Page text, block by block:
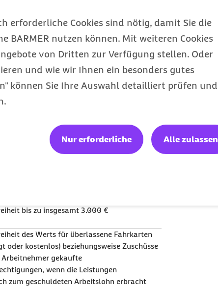
erforderliche Cookies sind nötig, damit Sie die
BARMER nutzen können. Mit weiteren Cookies
von Dritten zur Verfügung stellen. Oder
und wie wir Ihnen ein besonders gutes
können Sie Ihre Auswahl detailliert prüfen und
Nur erforderliche Alle zulassen
(R 19.3 Absatz 1LStR)
betrieblichen Interesse des
durchgeführt wird (R 19.7 LStR, §
19EStG)
auch wenn unentgeltlich
(R 19.6 Absatz 2LStR)
bis zu insgesamt 3.000 €
des Werts für überlassene Fahrkarten
oder kostenlos) beziehungsweise Zuschüsse
gekaufte
wenn die Leistungen
zum geschuldeten Arbeitslohn erbracht